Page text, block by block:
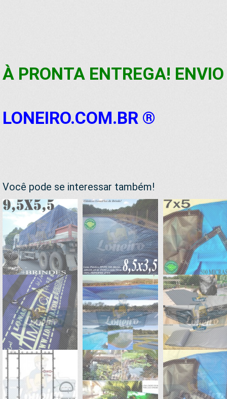
À PRONTA ENTREGA!
LONEIRO.COM.BR ®
Você pode se interessar também!